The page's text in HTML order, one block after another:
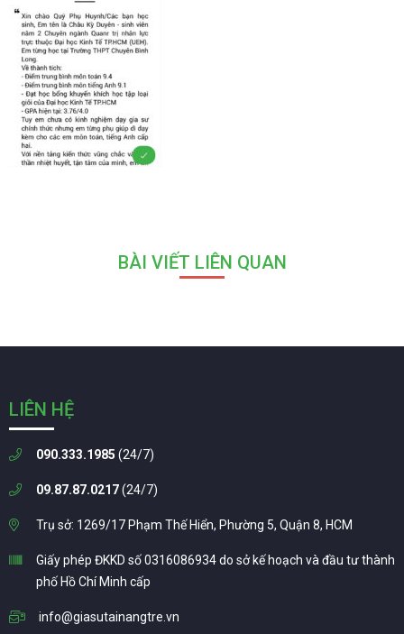
BÀI VIẾT LIÊN QUAN
LIÊN HỆ
090.333.1985 (24/7)
09.87.87.0217(24/7)
Trụ sở: 1269/17 Phạm Thế Hiển, Phường 5, Quận 8, HCM
Giấy phép ĐKKD số 0316086934 do sở kế hoạch và đầu tư thành
phố Hồ Chí Minh cấp
info@giasutainangtre.vn